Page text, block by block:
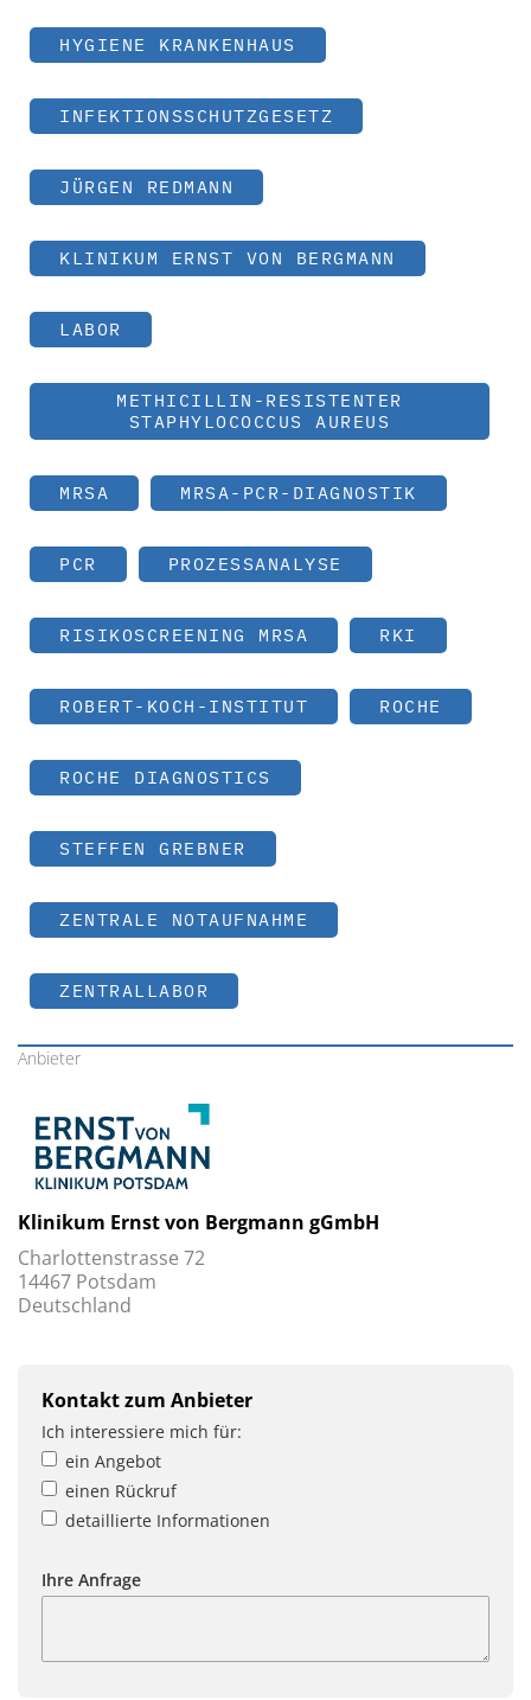
HYGIENE KRANKENHAUS
INFEKTIONSSCHUTZGESETZ
JÜRGEN REDMANN
KLINIKUM ERNST VON BERGMANN
LABOR
METHICILLIN-RESISTENTER
STAPHYLOCOCCUS AUREUS
MRSA MRSA-PCR-DIAGNOSTIK
PCR PROZESSANALYSE
RISIKOSCREENING MRSA RKI
ROBERT-KOCH-INSTITUT ROCHE
ROCHE DIAGNOSTICS
STEFFEN GREBNER
ZENTRALE NOTAUFNAHME
ZENTRALLABOR
Anbieter
Klinikum Ernst von Bergmann gGmbH
Charlottenstrasse 72
14467 Potsdam
Deutschland
Kontakt zum Anbieter
Ich interessiere mich für:
ein Angebot
einen Rückruf
detaillierte Informationen
Ihre Anfrage